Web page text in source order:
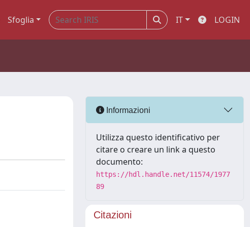
Sfoglia IT LOGIN
Informazioni
Utilizza questo identificativo per
citare o creare un link a questo
documento:
https://hdl.handle.net/11574/1977
89
Citazioni